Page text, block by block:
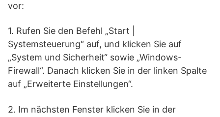
vor:
1. Rufen Sie den Befehl „Start |
Systemsteuerung“ auf, und klicken Sie auf
„System und Sicherheit“ sowie „Windows-
Firewall“. Danach klicken Sie in der linken Spalte
auf „Erweiterte Einstellungen“.
2. Im nächsten Fenster klicken Sie in der